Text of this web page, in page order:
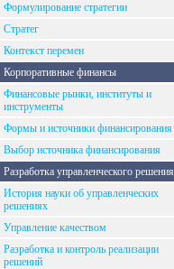
Формулирование стратегии
Стратег
Контекст перемен
Корпоративные финансы
Финансовые рынки, институты и
инструменты
Формы и источники финансирования
Выбор источника финансирования
Разработка управленческого решения
История науки об управленческих
решениях
Управление качеством
Разработка и контроль реализации
решений